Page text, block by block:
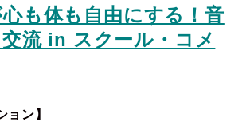
心も体も自由にする！音
流 in スクール・コメ
ョン】